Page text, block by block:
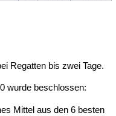
Regatten bis zwei Tage.
wurde beschlossen:
Mittel aus den 6 besten